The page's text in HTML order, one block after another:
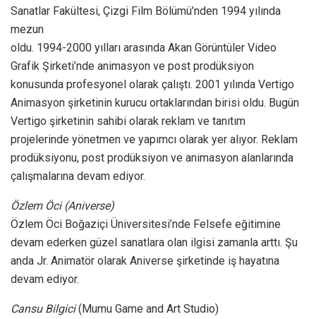
Sanatlar Fakültesi, Çizgi Film Bölümü’nden 1994 yılında
mezun
oldu. 1994-2000 yılları arasında Akan Görüntüler Video
Grafik Şirketi’nde animasyon ve post prodüksiyon
konusunda profesyonel olarak çalıştı. 2001 yılında Vertigo
Animasyon şirketinin kurucu ortaklarından birisi oldu. Bugün
Vertigo şirketinin sahibi olarak reklam ve tanıtım
projelerinde yönetmen ve yapımcı olarak yer alıyor. Reklam
prodüksiyonu, post prodüksiyon ve animasyon alanlarında
çalışmalarına devam ediyor.
Özlem Öci (Aniverse)
Özlem Öci Boğaziçi Üniversitesi’nde Felsefe eğitimine
devam ederken güzel sanatlara olan ilgisi zamanla arttı. Şu
anda Jr. Animatör olarak Aniverse şirketinde iş hayatına
devam ediyor.
Cansu Bilgici(Mumu Game and Art Studio)